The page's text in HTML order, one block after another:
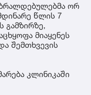
ორ
წლის 7
გამზირზე,
მიაყენეს
შემთხვევის
კლინიკაში